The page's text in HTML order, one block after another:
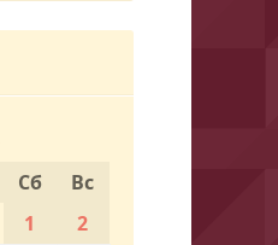
Сб
Вс
1
2